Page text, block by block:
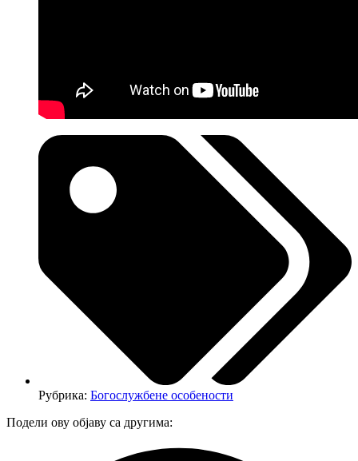
Рубрика: Богослужбене особености
Подели ову објаву са другима: